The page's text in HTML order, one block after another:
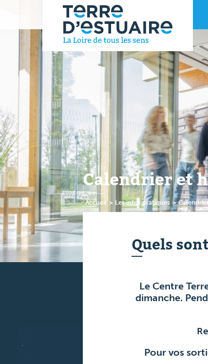
Calendrier et
Accueil > Les infos pratiques >
Quels
Le Centre
dimanche.
Pour vos